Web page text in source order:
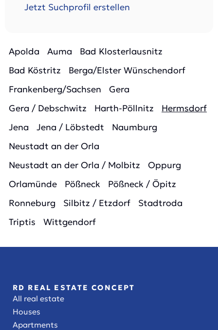
Jetzt Suchprofil erstellen
Apolda Auma
Bad Klosterlausnitz
Bad Köstritz
Berga/Elster Wünschendorf
Frankenberg/Sachsen
Gera
Gera / Debschwitz
Harth-Pöllnitz
Hermsdorf
Jena
Jena / Löbstedt
Naumburg
Neustadt an der Orla
Neustadt an der Orla / Molbitz
Oppurg
Orlamünde
Pößneck
Pößneck / Öpitz
Ronneburg
Silbitz / Etzdorf
Stadtroda
Triptis
Wittgendorf
RD REAL ESTATE CONCEPT
All real estate
Houses
Apartments